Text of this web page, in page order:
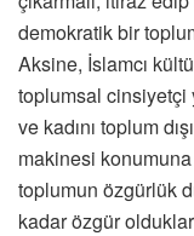
demokratik bir
Aksine, İslamcı
toplumsal cinsiyetçi
ve kadını toplum
makinesi konumuna
toplumun özgürlük
kadar özgür